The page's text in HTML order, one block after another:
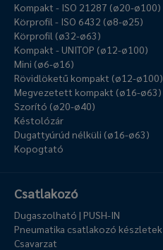
Kompakt - ISO 21287 (ø20-ø100)
Körprofil - ISO 6432 (ø8-ø25)
Körprofil (ø32-ø63)
Kompakt - UNITOP (ø12-ø100)
Mini (ø6-ø16)
Rövidlöketű kompakt (ø12-ø100)
Megvezetett kompakt (ø16-ø63)
Szorító (ø20-ø40)
Késtolózár
Dugattyúrúd nélküli (ø16-ø63)
Kopogtató
Csatlakozó
Dugaszolható | PUSH-IN
Pneumatika csatlakozó készletek
Csavarzat